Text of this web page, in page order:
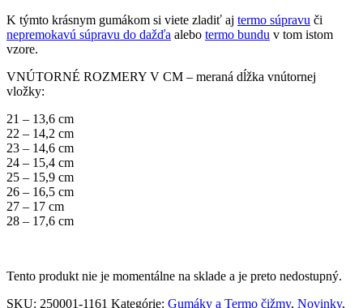
K týmto krásnym gumákom si viete zladiť aj termo súpravu či
nepremokavú súpravu do dažďa alebo termo bundu v tom istom
vzore.
VNÚTORNÉ ROZMERY V CM – meraná dĺžka vnútornej
vložky:
21 – 13,6 cm
22 – 14,2 cm
23 – 14,6 cm
24 – 15,4 cm
25 – 15,9 cm
26 – 16,5 cm
27 – 17 cm
28 – 17,6 cm
Tento produkt nie je momentálne na sklade a je preto nedostupný.
SKU: 250001-1161 Kategórie: Gumáky a Termo čižmy, Novinky,